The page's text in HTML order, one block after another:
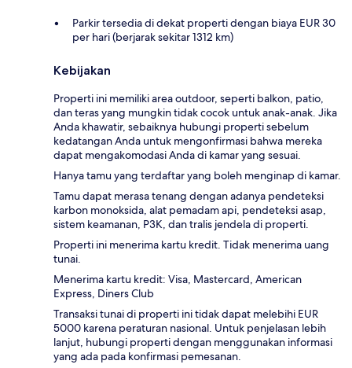
Parkir tersedia di dekat properti dengan biaya EUR 30
per hari (berjarak sekitar 1312 km)
Kebijakan
Properti ini memiliki area outdoor, seperti balkon, patio,
dan teras yang mungkin tidak cocok untuk anak-anak. Jika
Anda khawatir, sebaiknya hubungi properti sebelum
kedatangan Anda untuk mengonfirmasi bahwa mereka
dapat mengakomodasi Anda di kamar yang sesuai.
Hanya tamu yang terdaftar yang boleh menginap di kamar.
Tamu dapat merasa tenang dengan adanya pendeteksi
karbon monoksida, alat pemadam api, pendeteksi asap,
sistem keamanan, P3K, dan tralis jendela di properti.
Properti ini menerima kartu kredit. Tidak menerima uang
tunai.
Menerima kartu kredit: Visa, Mastercard, American
Express, Diners Club
Transaksi tunai di properti ini tidak dapat melebihi EUR
5000 karena peraturan nasional. Untuk penjelasan lebih
lanjut, hubungi properti dengan menggunakan informasi
yang ada pada konfirmasi pemesanan.